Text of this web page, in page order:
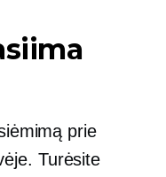
prie
Turėsite